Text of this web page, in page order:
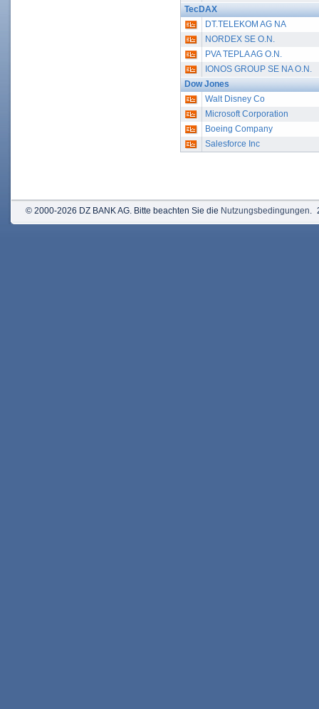
TecDAX
DT.TELEKOM AG NA
NORDEX SE O.N.
PVA TEPLA AG O.N.
IONOS GROUP SE NA O.N.
Dow Jones
Walt Disney Co
Microsoft Corporation
Boeing Company
Salesforce Inc
© 2000-2026 DZ BANK AG. Bitte beachten Sie die Nutzungsbedingungen.